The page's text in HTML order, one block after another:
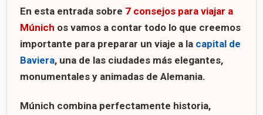
En esta entrada sobre 7 consejos para viajar a
Múnich os vamos a contar todo lo que creemos
importante para preparar un viaje a la capital de
Baviera, una de las ciudades más elegantes,
monumentales y animadas de Alemania.
Múnich combina perfectamente historia,